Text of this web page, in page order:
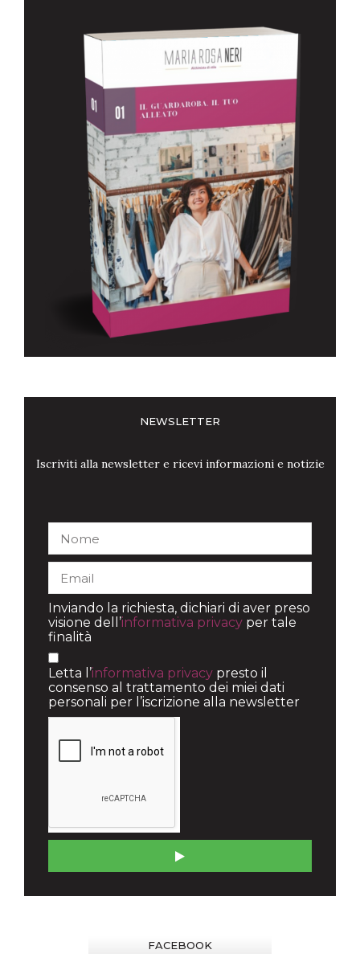
NEWSLETTER
Iscriviti alla newsletter e ricevi informazioni e notizie
Inviando la richiesta, dichiari di aver preso
visione dell’informativa privacy per tale
finalità
Letta l’informativa privacy presto il
consenso al trattamento dei miei dati
personali per l’iscrizione alla newsletter
FACEBOOK